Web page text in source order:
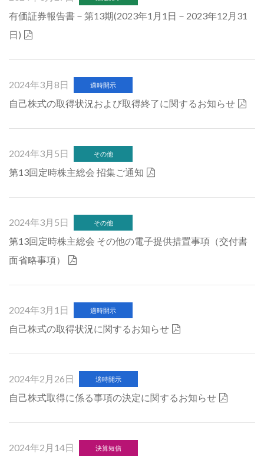
有価証券報告書－第13期(2023年1月1日－2023年12月31
日)
2024年3月8日 適時開示
自己株式の取得状況および取得終了に関するお知らせ
2024年3月5日 その他
第13回定時株主総会 招集ご通知
2024年3月5日 その他
第13回定時株主総会 その他の電子提供措置事項（交付書
面省略事項）
2024年3月1日 適時開示
自己株式の取得状況に関するお知らせ
2024年2月26日 適時開示
自己株式取得に係る事項の決定に関するお知らせ
2024年2月14日 決算短信